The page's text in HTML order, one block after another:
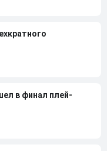
в финал плей-